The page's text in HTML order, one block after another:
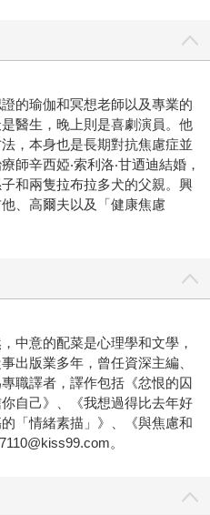
的瑜伽和冥想老師以及專業的
醫生，晚上則是喜劇演員。他
，本身也是長期對抗焦慮症並
師辛西婭‧索利洛‧甘迺迪結婚，
和兩隻拉布拉多犬的父親。興
、高爾夫以及「健康焦慮
中意的配菜是心理學和文學，
出版業多年，曾任資深主編、
職譯者，譯作包括《忿恨的囚
自己》、《我想過得比去年好
「情緒素描」》、《與焦慮和
。